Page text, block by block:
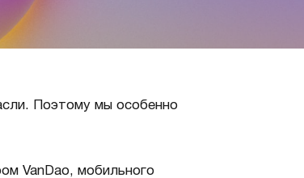
Поэтому мы особенно
VanDao, мобильного